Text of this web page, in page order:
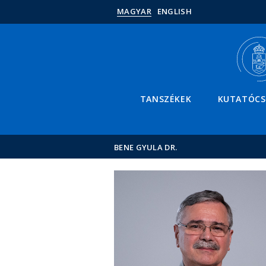
MAGYAR ENGLISH
TANSZÉKEK
BENE GYULA DR.